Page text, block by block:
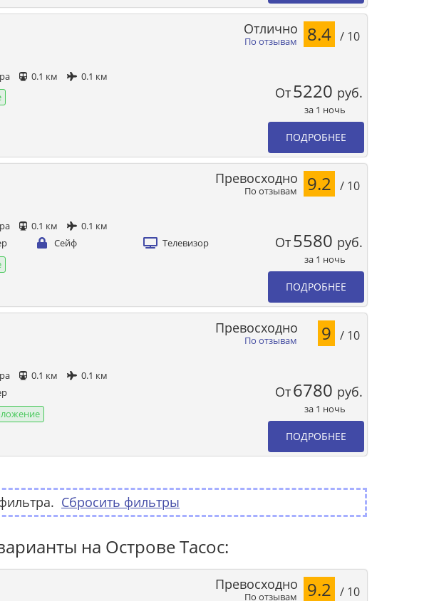
0.1 км
0.1 км
По отзывам
Отлично 8.4 / 10
От5220 руб.
за 1 ночь
ПОДРОБНЕЕ
0.1 км
0.1 км
Сейф
Телевизор
По отзывам
Превосходно 9.2 / 10
От5580 руб.
за 1 ночь
ПОДРОБНЕЕ
0.1 км
0.1 км
По отзывам
Превосходно 9 / 10
От6780 руб.
за 1 ночь
ПОДРОБНЕЕ
Сбросить фильтры
на Острове Тасос:
По отзывам
Превосходно 9.2 / 10